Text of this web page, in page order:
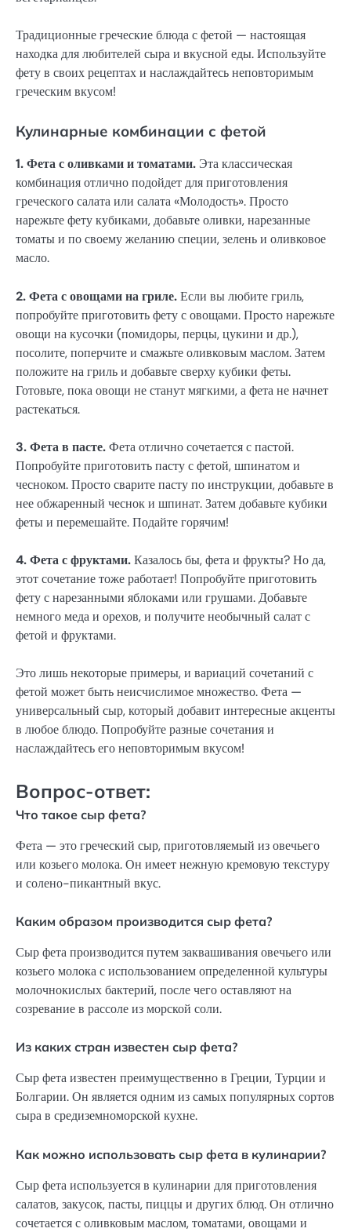
Традиционные греческие блюда с фетой — настоящая
находка для любителей сыра и вкусной еды. Используйте
фету в своих рецептах и наслаждайтесь неповторимым
греческим вкусом!
Кулинарные комбинации с фетой
1. Фета с оливками и томатами. Эта классическая
комбинация отлично подойдет для приготовления
греческого салата или салата «Молодость». Просто
нарежьте фету кубиками, добавьте оливки, нарезанные
томаты и по своему желанию специи, зелень и оливковое
масло.
2. Фета с овощами на гриле.Если вы любите гриль,
попробуйте приготовить фету с овощами. Просто нарежьте
овощи на кусочки (помидоры, перцы, цукини и др.),
посолите, поперчите и смажьте оливковым маслом. Затем
положите на гриль и добавьте сверху кубики феты.
Готовьте, пока овощи не станут мягкими, а фета не начнет
растекаться.
3. Фета в пасте.Фета отлично сочетается с пастой.
Попробуйте приготовить пасту с фетой, шпинатом и
чесноком. Просто сварите пасту по инструкции, добавьте в
нее обжаренный чеснок и шпинат. Затем добавьте кубики
феты и перемешайте. Подайте горячим!
4. Фета с фруктами.Казалось бы, фета и фрукты? Но да,
этот сочетание тоже работает! Попробуйте приготовить
фету с нарезанными яблоками или грушами. Добавьте
немного меда и орехов, и получите необычный салат с
фетой и фруктами.
Это лишь некоторые примеры, и вариаций сочетаний с
фетой может быть неисчислимое множество. Фета —
универсальный сыр, который добавит интересные акценты
в любое блюдо. Попробуйте разные сочетания и
наслаждайтесь его неповторимым вкусом!
Вопрос-ответ:
Что такое сыр фета?
Фета — это греческий сыр, приготовляемый из овечьего
или козьего молока. Он имеет нежную кремовую текстуру
и солено-пикантный вкус.
Каким образом производится сыр фета?
Сыр фета производится путем заквашивания овечьего или
козьего молока с использованием определенной культуры
молочнокислых бактерий, после чего оставляют на
созревание в рассоле из морской соли.
Из каких стран известен сыр фета?
Сыр фета известен преимущественно в Греции, Турции и
Болгарии. Он является одним из самых популярных сортов
сыра в средиземноморской кухне.
Как можно использовать сыр фета в кулинарии?
Сыр фета используется в кулинарии для приготовления
салатов, закусок, пасты, пиццы и других блюд. Он отлично
сочетается с оливковым маслом, томатами, овощами и